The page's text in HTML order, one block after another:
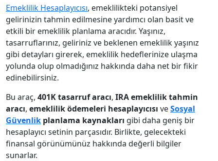
Emeklilik Hesaplayıcısı, emeklilikteki potansiyel
gelirinizin tahmin edilmesine yardımcı olan basit ve
etkili bir emeklilik planlama aracıdır. Yaşınız,
tasarruflarınız, geliriniz ve beklenen emeklilik yaşınız
gibi detayları girerek, emeklilik hedeflerinize ulaşma
yolunda olup olmadığınız hakkında daha net bir fikir
edinebilirsiniz.
Bu araç, 401K tasarruf aracı, IRA emeklilik tahmin
aracı, emeklilik ödemeleri hesaplayıcısı veSosyal
Güvenlik planlama kaynakları gibi daha geniş bir
hesaplayıcı setinin parçasıdır. Birlikte, gelecekteki
finansal görünümünüz hakkında değerli bilgiler
sunarlar.